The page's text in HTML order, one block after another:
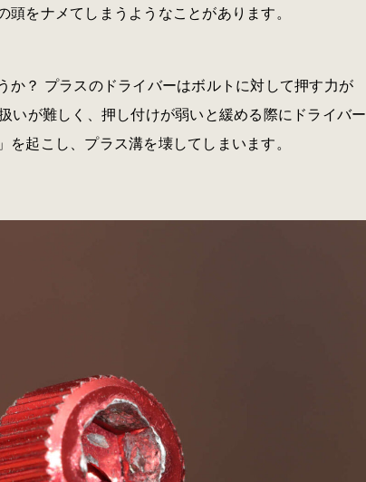
をナメてしまうようなことがあります。
？ プラスのドライバーはボルトに対して押す力が
いが難しく、押し付けが弱いと緩める際にドライバー
起こし、プラス溝を壊してしまいます。